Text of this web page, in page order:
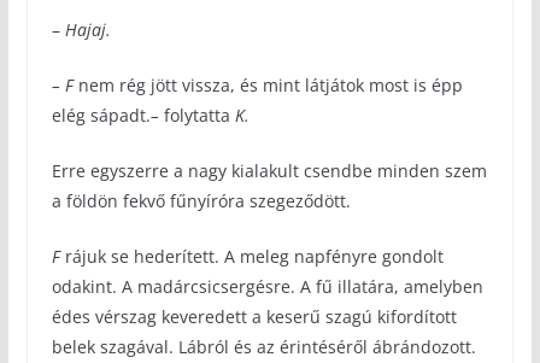
– Hajaj.
– Fnem rég jött vissza, és mint látjátok most is épp
elég sápadt.– folytatta K.
Erre egyszerre a nagy kialakult csendbe minden szem
a földön fekvő fűnyíróra szegeződött.
Frájuk se hederített. A meleg napfényre gondolt
odakint. A madárcsicsergésre. A fű illatára, amelyben
édes vérszag keveredett a keserű szagú kifordított
belek szagával. Lábról és az érintéséről ábrándozott.